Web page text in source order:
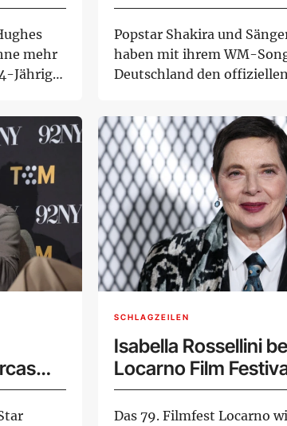
mehr
Jährige
Popstar Shakira und
haben mit ihrem WM-
Deutschland den
SCHLAGZEILEN
Isabella Rossellini
Locarno Film
Das 79. Filmfest Locarno